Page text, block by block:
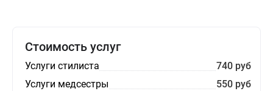
Стоимость услуг
Услуги стилиста
740 руб
Услуги медсестры
550 руб